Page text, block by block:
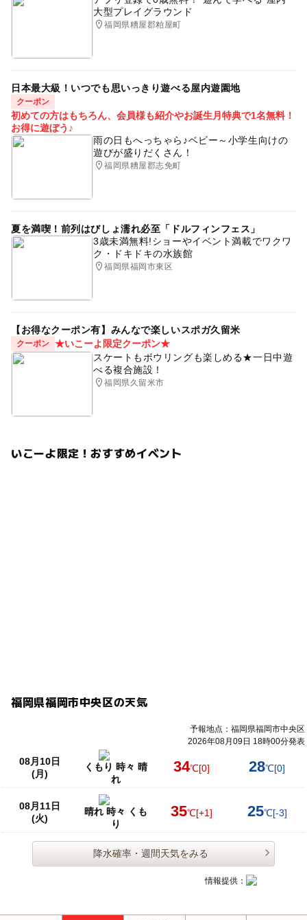
大型プレイグラウンド
福岡県糟屋郡粕屋町
日本最大級！いつでも思いっきり遊べる屋内遊園地
クーポン
初めての方はもちろん、会員様も紹介やお誕生月特典で1名無料！
お得に遊ぼう♪
雨の日もへっちゃら♪ベビー～小学生向けの
遊びが盛りだくさん！
福岡県糟屋郡志免町
夏を満喫！前列はびしょ濡れ必至「ドルフィンフェス」
3歳未満無料!ショーやイベント満載でワクワ
ク・ドキドキの水族館
福岡県福岡市東区
【お得なクーポン有】みんなで楽しいスポガ久留米
クーポン ★いこーよ限定クーポン★
スケートもボウリングも楽しめる★一日中遊
べる複合施設！
福岡県久留米市
いこーよ限定！おすすめイベント
福岡県福岡市中央区の天気
予報地点：福岡県福岡市中央区
2026年08月09日 18時00分発表
08月10日
(月)
くもり 時々 晴
れ
34℃[0] 28℃[0]
08月11日
(火)
晴れ 時々 くも
り
35℃[+1] 25℃[-3]
降水確率・週間天気をみる
情報提供：